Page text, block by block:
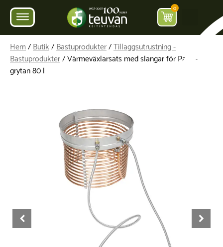
0
Hem/Butik/Bastuprodukter/Tillaggsutrustning -
Bastuprodukter/ Värmeväxlarsats med slangar för Parra-
grytan 80 l